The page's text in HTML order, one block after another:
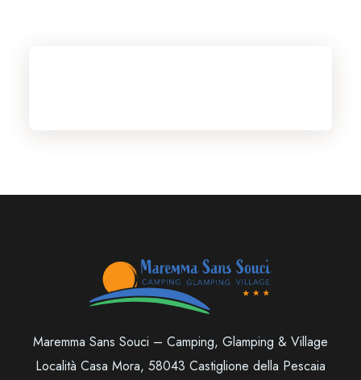
Maremma Sans Souci – Camping, Glamping & Village
Località Casa Mora, 58043 Castiglione della Pescaia